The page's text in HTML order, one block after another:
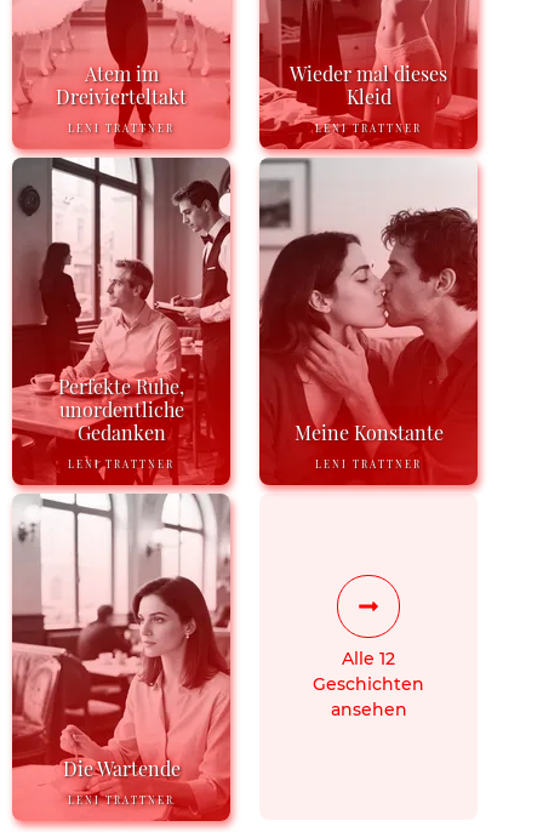
Atem im
Dreivierteltakt
LENI TRATTNER
Wieder mal dieses
Kleid
LENI TRATTNER
Perfekte Ruhe,
unordentliche
Gedanken
LENI TRATTNER
Meine Konstante
LENI TRATTNER
Die Wartende
LENI TRATTNER
Alle 12
Geschichten
ansehen